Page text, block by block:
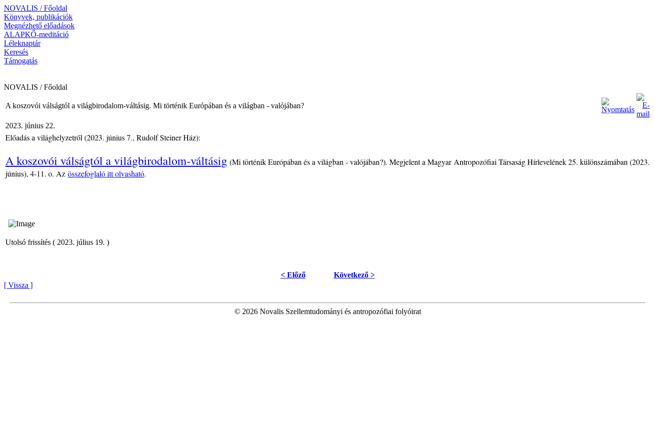
NOVALIS / Főoldal
Könyvek, publikációk
Megnézhető előadások
ALAPKŐ-meditáció
Léleknaptár
Keresés
Támogatás
NOVALIS / Főoldal
A koszovói válságtól a világbirodalom-váltásig. Mi történik Európában és a világban - valójában?
2023. június 22.
Előadás a világhelyzetről (2023. június 7., Rudolf Steiner Ház):
A koszovói válságtól a világbirodalom-váltásig (Mi történik Európában és a világban - valójában?). Megjelent a Magyar Antropozófiai Társaság Hírlevelének 25. különszámában (2023.
június), 4-11. o. Az összefoglaló itt olvasható.
Utolsó frissítés ( 2023. július 19. )
< Előző
Következő >
[ Vissza ]
© 2026 Novalis Szellemtudományi és antropozófiai folyóirat